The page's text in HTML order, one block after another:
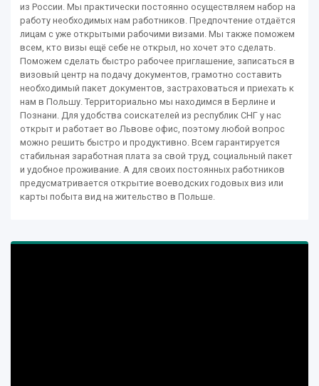
из России. Мы практически постоянно осуществляем набор на
работу необходимых нам работников. Предпочтение отдаётся
лицам с уже открытыми рабочими визами. Мы также поможем
всем, кто визы ещё себе не открыл, но хочет это сделать.
Поможем сделать быстро рабочее приглашение, записаться в
визовый центр на подачу документов, грамотно составить
необходимый пакет документов, застраховаться и приехать к
нам в Польшу. Территориально мы находимся в Берлине и
Познани. Для удобства соискателей из республик СНГ у нас
открыт и работает во Львове офис, поэтому любой вопрос
можно решить быстро и продуктивно. Всем гарантируется
стабильная заработная плата за свой труд, социальный пакет
и удобное проживание. А для своих постоянных работников
предусматривается открытие воеводских годовых виз или
карты побыта вид на жительство в Польше.